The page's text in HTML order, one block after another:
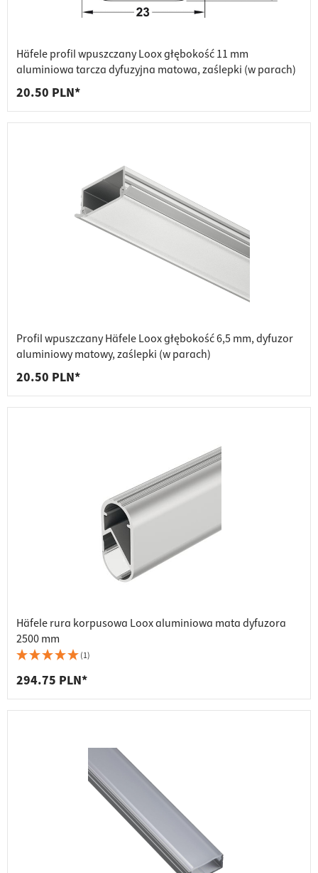
Häfele profil wpuszczany Loox głębokość 11 mm
aluminiowa tarcza dyfuzyjna matowa, zaślepki (w parach)
20.50 PLN*
Profil wpuszczany Häfele Loox głębokość 6,5 mm, dyfuzor
aluminiowy matowy, zaślepki (w parach)
20.50 PLN*
Häfele rura korpusowa Loox aluminiowa mata dyfuzora
2500 mm
(1)
294.75 PLN*